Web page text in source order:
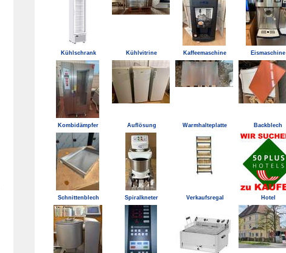
Kühlschrank Kühlvitrine Kaffeemaschine Eismaschine
Kombidämpfer Auflösung Warmhalteplatte Backblech
Schnittenblech Spiralkneter Verkaufsregal Hotel